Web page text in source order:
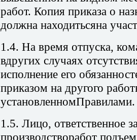
работ. Копия приказа о
должна находитьсяна
1.4. На время отпуска,
вдругих случаях
исполнение его
приказом на другого
установленномПравилами.
1.5. Лицо, ответственное
производстворабот